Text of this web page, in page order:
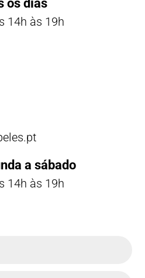
os dias
14h às 19h
a sábado
14h às 19h